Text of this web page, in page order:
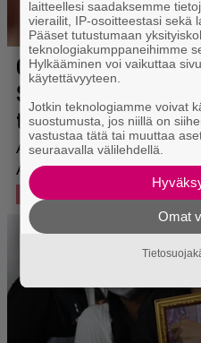
laitteellesi saadaksemme
vierailit, IP-osoitteestasi sekä
Pääset tutustumaan
teknologiakumppaneihimme
Hylkääminen voi vaikuttaa
käytettävyyteen.
Jotkin teknologiamme voivat
suostumusta, jos niillä on
vastustaa tätä tai muuttaa
seuraavalla välilehdellä.
Omat